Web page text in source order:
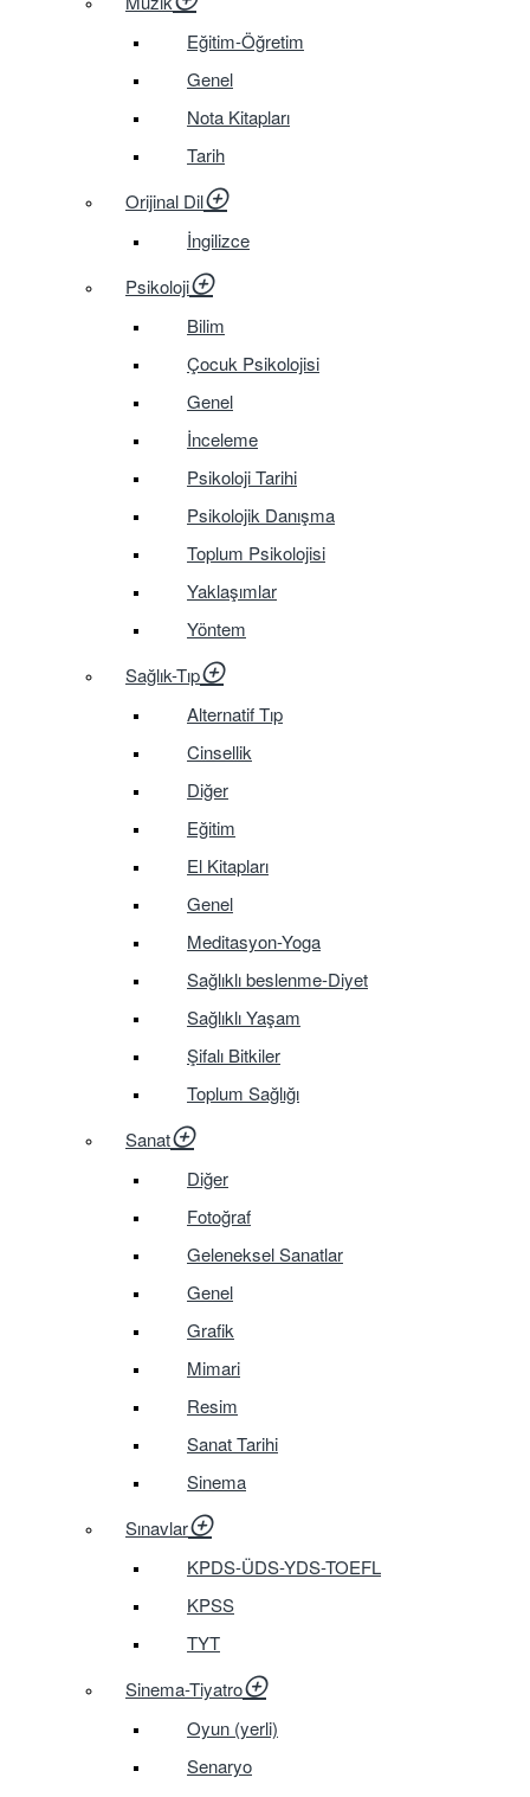
Eğitim-Öğretim
Genel
Nota Kitapları
Tarih
Orijinal Dil
İngilizce
Psikoloji
Bilim
Çocuk Psikolojisi
Genel
İnceleme
Psikoloji Tarihi
Psikolojik Danışma
Toplum Psikolojisi
Yaklaşımlar
Yöntem
Sağlık-Tıp
Alternatif Tıp
Cinsellik
Diğer
Eğitim
El Kitapları
Genel
Meditasyon-Yoga
Sağlıklı beslenme-Diyet
Sağlıklı Yaşam
Şifalı Bitkiler
Toplum Sağlığı
Sanat
Diğer
Fotoğraf
Geleneksel Sanatlar
Genel
Grafik
Mimari
Resim
Sanat Tarihi
Sinema
Sınavlar
KPDS-ÜDS-YDS-TOEFL
KPSS
TYT
Sinema-Tiyatro
Oyun (yerli)
Senaryo